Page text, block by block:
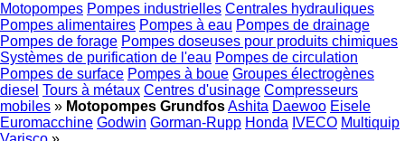
Motopompes Pompes industrielles Centrales hydrauliques
Pompes alimentaires Pompes à eau Pompes de drainage
Pompes de forage Pompes doseuses pour produits chimiques
Systèmes de purification de l'eau Pompes de circulation
Pompes de surface Pompes à boue Groupes électrogènes
diesel Tours à métaux Centres d'usinage Compresseurs
mobiles » Motopompes GrundfosAshita Daewoo Eisele
Euromacchine Godwin Gorman-Rupp Honda IVECO Multiquip